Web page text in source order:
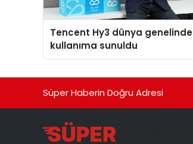
Tencent Hy3 dünya genelinde
kullanıma sunuldu
Süper Haberin Doğru Adresi